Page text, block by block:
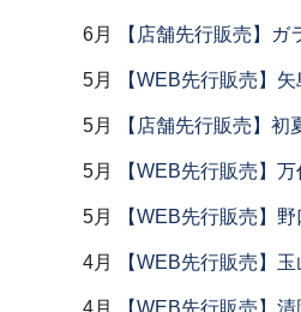
6月 【店舗先行販売】ガ
5月 【WEB先行販売】
5月 【店舗先行販売】初
5月 【WEB先行販売】
5月 【WEB先行販売】
4月 【WEB先行販売】
4月 【WEB先行販売】